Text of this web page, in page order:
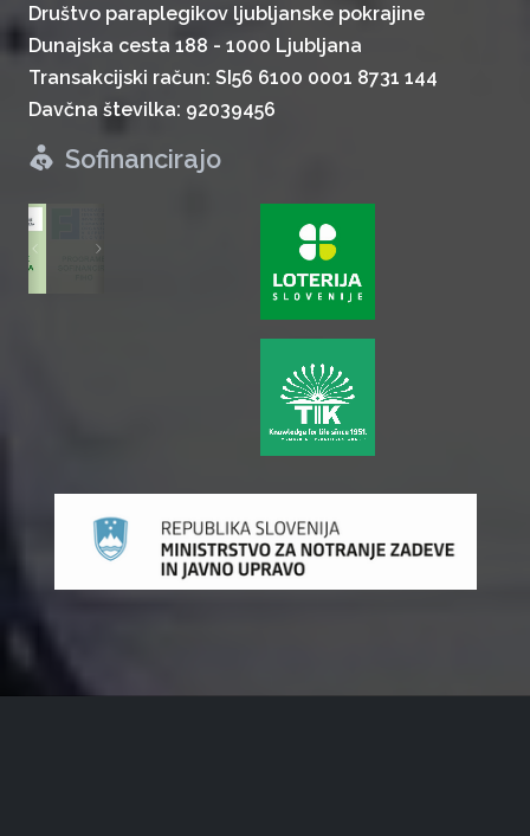
Društvo paraplegikov ljubljanske pokrajine
Dunajska cesta 188 - 1000 Ljubljana
Transakcijski račun: SI56 6100 0001 8731 144
Davčna številka: 92039456
zurück
Sofinancirajo